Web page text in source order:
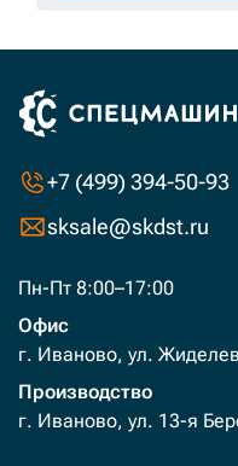
+7 (499) 394-50-93
sksale@skdst.ru
Пн-Пт 8:00–17:00
Офис
г. Иваново, ул.
Производство
г. Иваново, ул. 13-я